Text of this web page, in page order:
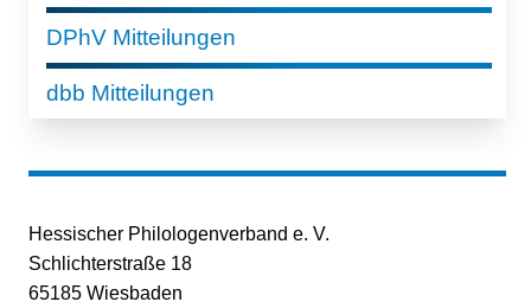
DPhV Mitteilungen
dbb Mitteilungen
Hessischer Philologenverband e. V.
Schlichterstraße 18
65185 Wiesbaden